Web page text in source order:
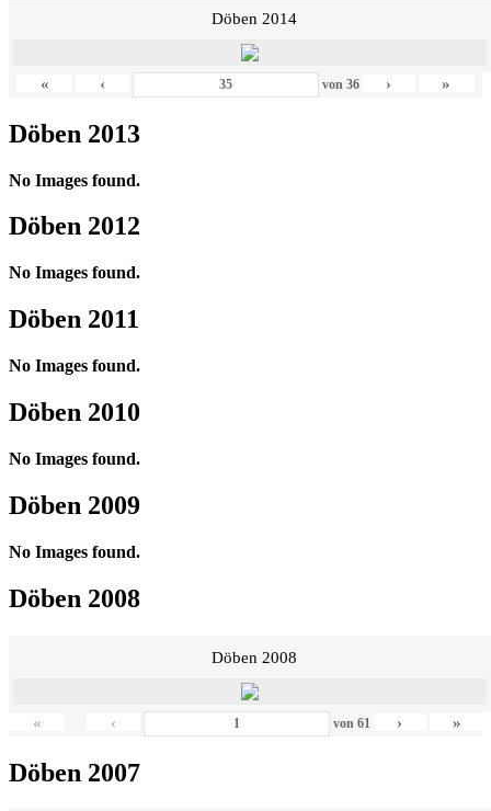
Döben 2014
« ‹ von 36 › »
Döben 2013
No Images found.
Döben 2012
No Images found.
Döben 2011
No Images found.
Döben 2010
No Images found.
Döben 2009
No Images found.
Döben 2008
Döben 2008
« ‹ von 61 › »
Döben 2007